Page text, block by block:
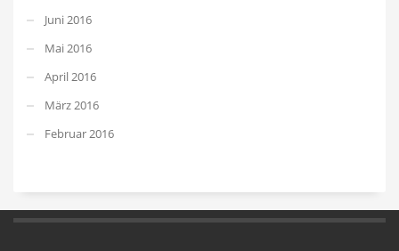
Juni 2016
Mai 2016
April 2016
März 2016
Februar 2016